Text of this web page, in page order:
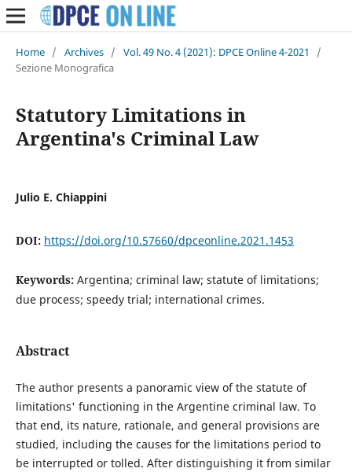
Home / Archives / Vol. 49 No. 4 (2021): DPCE Online 4-2021
/
Sezione Monografica
Statutory Limitations in
Argentina's Criminal Law
Julio E. Chiappini
DOI: https://doi.org/10.57660/dpceonline.2021.1453
Keywords: Argentina; criminal law; statute of limitations;
due process; speedy trial; international crimes.
Abstract
The author presents a panoramic view of the statute of
limitations' functioning in the Argentine criminal law. To
that end, its nature, rationale, and general provisions are
studied, including the causes for the limitations period to
be interrupted or tolled. After distinguishing it from similar